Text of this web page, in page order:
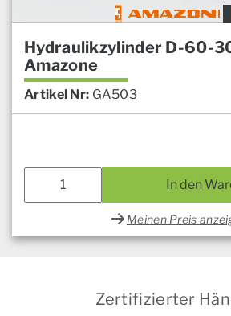
Hydraulikzylinder D-60-
Amazone
Artikel Nr: GA503
In den
Meinen Preis
Zertifizierter